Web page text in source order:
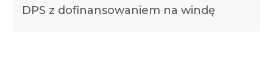
DPS z dofinansowaniem na windę